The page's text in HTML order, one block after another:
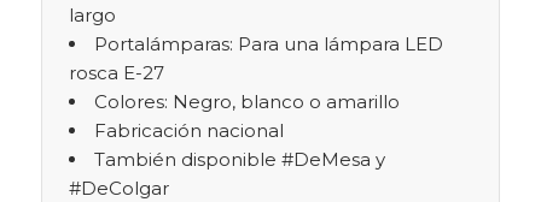
largo
Portalámparas: Para una lámpara LED
rosca E-27
Colores: Negro, blanco o amarillo
Fabricación nacional
También disponible #DeMesa y
#DeColgar